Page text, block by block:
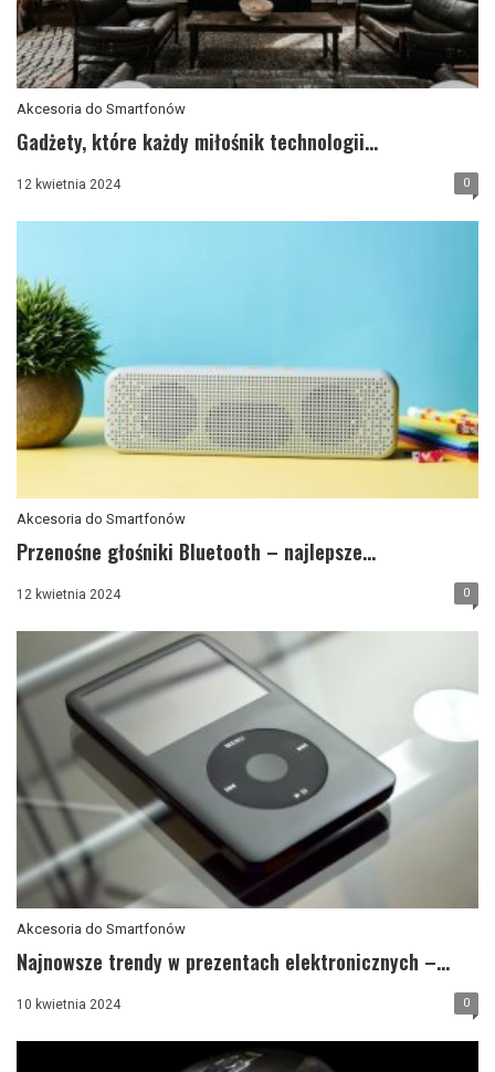
Akcesoria do Smartfonów
Gadżety, które każdy miłośnik technologii...
12 kwietnia 2024 0
Akcesoria do Smartfonów
Przenośne głośniki Bluetooth – najlepsze...
12 kwietnia 2024 0
Akcesoria do Smartfonów
Najnowsze trendy w prezentach elektronicznych –...
10 kwietnia 2024 0